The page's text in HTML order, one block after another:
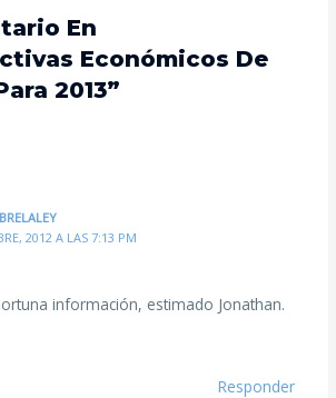
En
Económicos De
2013”
2012 A LAS 7:13 PM
información, estimado Jonathan.
Responder